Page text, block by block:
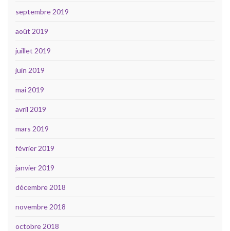
septembre 2019
août 2019
juillet 2019
juin 2019
mai 2019
avril 2019
mars 2019
février 2019
janvier 2019
décembre 2018
novembre 2018
octobre 2018